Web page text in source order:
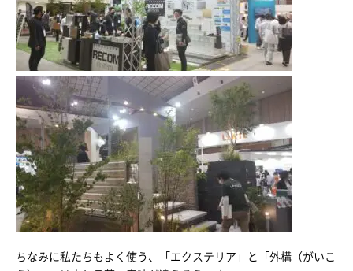
ちなみに私たちもよく使う、「エクステリア」と「外構（がいこ